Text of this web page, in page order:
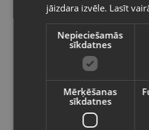
Liepāja, Lielā iela 4
Vietnes saturs būs
valodā
Valsts
jāizdara izvēle. Lasīt
Nepieciešamās
sīkdatnes
Mērķēšanas
sīkdatnes